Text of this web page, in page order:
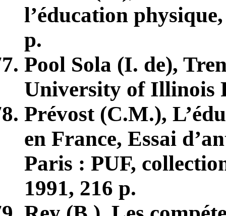
l’éducation
p.
Pool Sola (I. de),
University of Illinois
Prévost (C.M.),
en France, Essai
Paris : PUF,
1991, 216 p.